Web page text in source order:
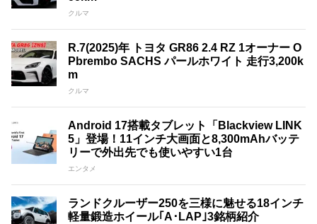
クルマ
R.7(2025)年 トヨタ GR86 2.4 RZ 1オーナー O
Pbrembo SACHS パールホワイト 走行3,200k
m
クルマ
Android 17搭載タブレット「Blackview LINK
5」登場！11インチ大画面と8,300mAhバッテ
リーで外出先でも使いやすい1台
エンタメ
ランドクルーザー250を三様に魅せる18インチ
軽量鍛造ホイール｢A･LAP｣3銘柄紹介